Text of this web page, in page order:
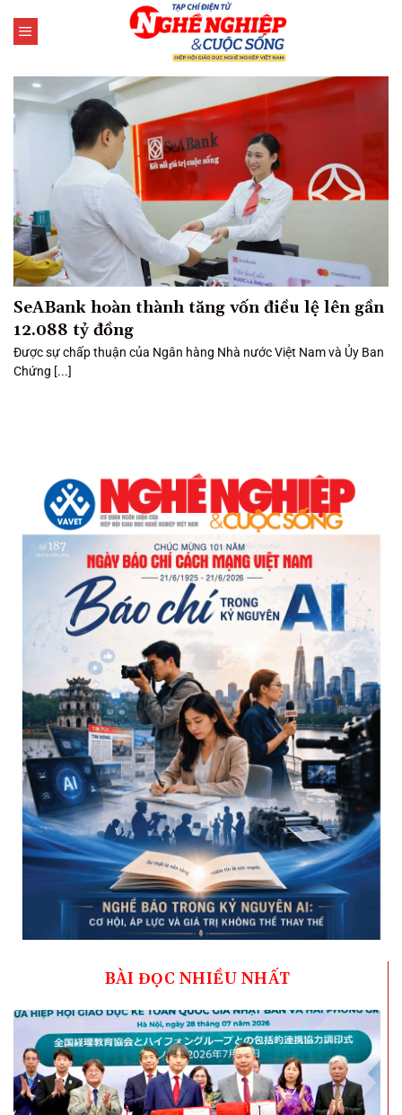
qua
dung
SeABank hoàn thành tăng vốn điều lệ lên gần
12.088 tỷ đồng
Được sự chấp thuận của Ngân hàng Nhà nước Việt Nam và Ủy Ban
Chứng [...]
BÀI ĐỌC NHIỀU NHẤT